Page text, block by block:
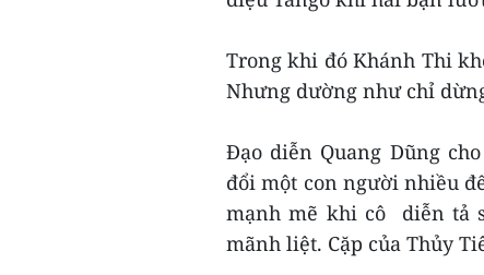
Trong khi đó Khánh Thi
Nhưng dường như chỉ
Đạo diễn Quang Dũng
đổi một con người nhiều
mạnh mẽ khi cô diễn tả
mãnh liệt. Cặp của Thủy